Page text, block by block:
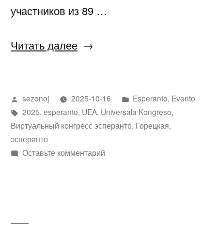
участников из 89 …
Читать далее«La
Kongreso
de
Написано
автором
sezonoj 2025-10-16
Написано
в
Esperanto, Evento
Метки:
2025, esperanto, UEA, Universala Kongreso,
Виртуальный конгресс эсперанто, Горецкая,
эсперанто
Оставьте комментарийк